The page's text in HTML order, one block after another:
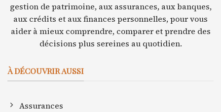
gestion de patrimoine, aux assurances, aux banques,
aux crédits et aux finances personnelles, pour vous
aider à mieux comprendre, comparer et prendre des
décisions plus sereines au quotidien.
À DÉCOUVRIR AUSSI
Assurances